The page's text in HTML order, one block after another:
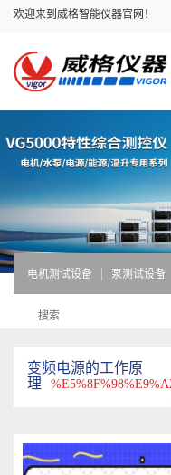
欢迎来到威格智能仪器官网！
电机测试设备 泵测试设备
变频电源的工作原
理